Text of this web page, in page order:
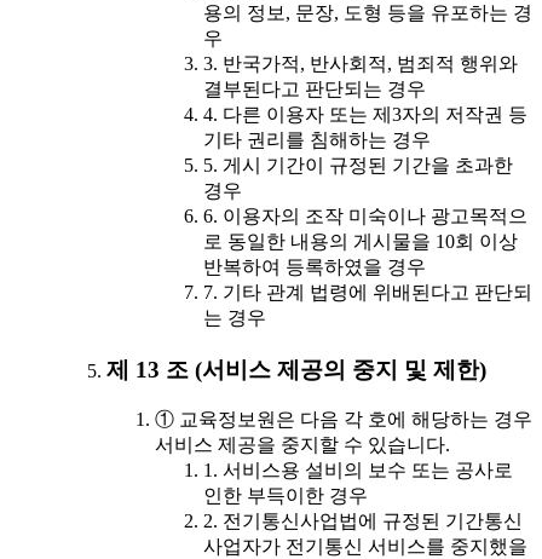
용의 정보, 문장, 도형 등을 유포하는 경
우
3. 반국가적, 반사회적, 범죄적 행위와
결부된다고 판단되는 경우
4. 다른 이용자 또는 제3자의 저작권 등
기타 권리를 침해하는 경우
5. 게시 기간이 규정된 기간을 초과한
경우
6. 이용자의 조작 미숙이나 광고목적으
로 동일한 내용의 게시물을 10회 이상
반복하여 등록하였을 경우
7. 기타 관계 법령에 위배된다고 판단되
는 경우
제 13 조 (서비스 제공의 중지 및 제한)
① 교육정보원은 다음 각 호에 해당하는 경우
서비스 제공을 중지할 수 있습니다.
1. 서비스용 설비의 보수 또는 공사로
인한 부득이한 경우
2. 전기통신사업법에 규정된 기간통신
사업자가 전기통신 서비스를 중지했을